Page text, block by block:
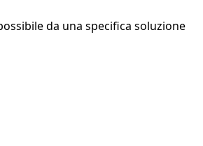
da una specifica soluzione